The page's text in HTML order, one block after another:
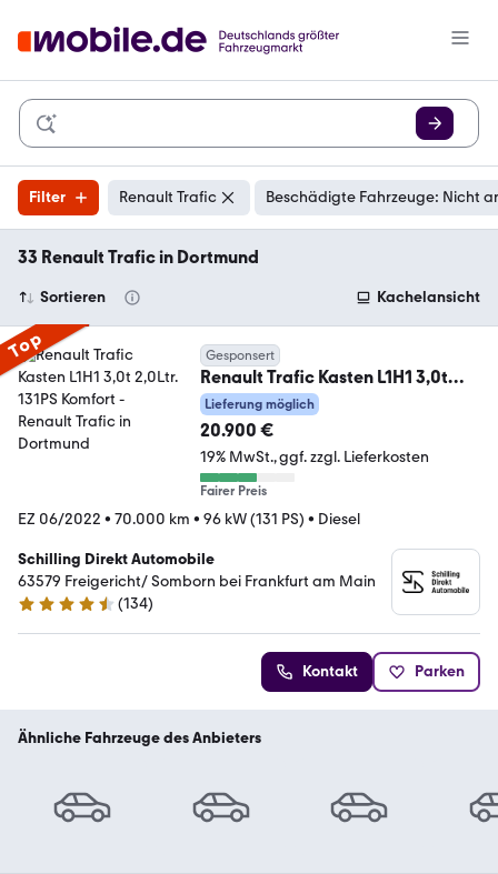
Filter Renault Trafic Beschädigte Fahrzeuge: Nicht
33 Renault Trafic in Dortmund
Sortieren Kachelansicht
Top Gesponsert
Renault Trafic Kasten L1H1 3,0t
2,0Ltr. 131PS Komfort
Lieferung möglich
20.900 €
19% MwSt. ggf. zzgl. Lieferkosten
Fairer Preis
EZ 06/2022 • 70.000 km • 96 kW (131 PS) • Diesel
Schilling Direkt Automobile
63579 Freigericht/ Somborn bei Frankfurt am Main
4.7 Sterne
(134)
Kontakt Parken
Ähnliche Fahrzeuge des Anbieters